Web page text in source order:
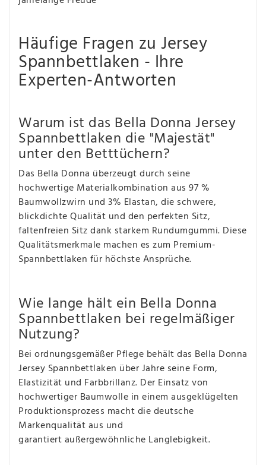
Häufige Fragen zu Jersey
Spannbettlaken - Ihre
Experten-Antworten
Warum ist das Bella Donna Jersey
Spannbettlaken die "Majestät"
unter den Betttüchern?
Das Bella Donna überzeugt durch seine
hochwertige Materialkombination aus 97 %
Baumwollzwirn und 3% Elastan, die schwere,
blickdichte Qualität und den perfekten Sitz,
faltenfreien Sitz dank starkem Rundumgummi. Diese
Qualitätsmerkmale machen es zum Premium-
Spannbettlaken für höchste Ansprüche.
Wie lange hält ein Bella Donna
Spannbettlaken bei regelmäßiger
Nutzung?
Bei ordnungsgemäßer Pflege behält das Bella Donna
Jersey Spannbettlaken über Jahre seine Form,
Elastizität und Farbbrillanz. Der Einsatz von
hochwertiger Baumwolle in einem ausgeklügelten
Produktionsprozess macht die deutsche
Markenqualität aus und
garantiert außergewöhnliche Langlebigkeit.